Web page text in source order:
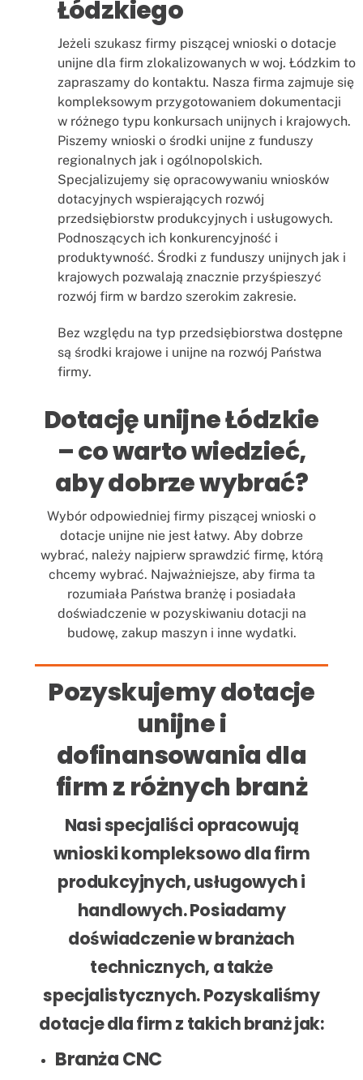
Łódzkiego
Jeżeli szukasz firmy piszącej wnioski o dotacje
unijne dla firm zlokalizowanych w woj. Łódzkim to
zapraszamy do kontaktu. Nasza firma zajmuje się
kompleksowym przygotowaniem dokumentacji
w różnego typu konkursach unijnych i krajowych.
Piszemy wnioski o środki unijne z funduszy
regionalnych jak i ogólnopolskich.
Specjalizujemy się opracowywaniu wniosków
dotacyjnych wspierających rozwój
przedsiębiorstw produkcyjnych i usługowych.
Podnoszących ich konkurencyjność i
produktywność. Środki z funduszy unijnych jak i
krajowych pozwalają znacznie przyśpieszyć
rozwój firm w bardzo szerokim zakresie.
Bez względu na typ przedsiębiorstwa dostępne
są środki krajowe i unijne na rozwój Państwa
firmy.
Dotację unijne Łódzkie
– co warto wiedzieć,
aby dobrze wybrać?
Wybór odpowiedniej firmy piszącej wnioski o
dotacje unijne nie jest łatwy. Aby dobrze
wybrać, należy najpierw sprawdzić firmę, którą
chcemy wybrać. Najważniejsze, aby firma ta
rozumiała Państwa branżę i posiadała
doświadczenie w pozyskiwaniu dotacji na
budowę, zakup maszyn i inne wydatki.
Pozyskujemy dotacje
unijne i
dofinansowania dla
firm z różnych branż
Nasi specjaliści opracowują
wnioski kompleksowo dla firm
produkcyjnych, usługowych i
handlowych. Posiadamy
doświadczenie w branżach
technicznych, a także
specjalistycznych. Pozyskaliśmy
dotacje dla firm z takich branż jak:
Branża CNC